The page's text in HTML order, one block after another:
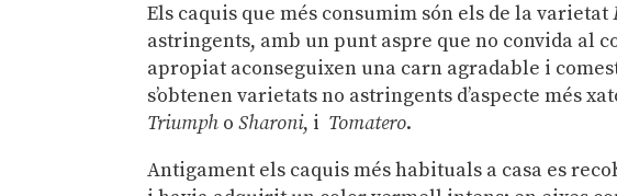
Els caquis que més consumim són els de la varietat
astringents, amb un punt aspre que no convida al
apropiat aconseguixen una carn agradable i
s’obtenen varietats no astringents d’aspecte més
Triumph oSharoni, i Tomatero.
Antigament els caquis més habituals a casa es